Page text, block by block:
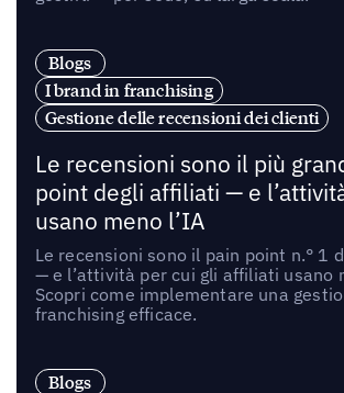
Blogs
I brand in franchising
Gestione delle recensioni dei clienti
Le recensioni sono il più
point degli affiliati — e
usano meno l’IA
Le recensioni sono il pain point n.° 1
— e l’attività per cui gli affiliati usano
Scopri come implementare una
franchising efficace.
Blogs